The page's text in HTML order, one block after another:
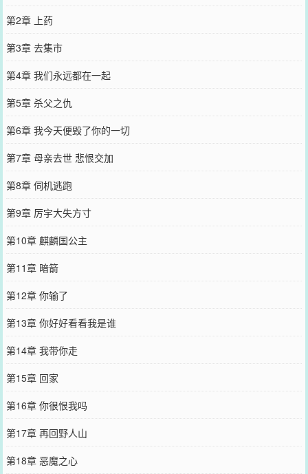
第2章 上药
第3章 去集市
第4章 我们永远都在一起
第5章 杀父之仇
第6章 我今天便毁了你的一切
第7章 母亲去世 悲恨交加
第8章 伺机逃跑
第9章 厉宇大失方寸
第10章 麒麟国公主
第11章 暗箭
第12章 你输了
第13章 你好好看看我是谁
第14章 我带你走
第15章 回家
第16章 你很恨我吗
第17章 再回野人山
第18章 恶魔之心